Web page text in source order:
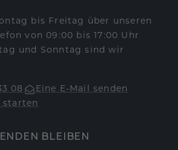
bis Freitag über unseren
von 09:00 bis 17:00 Uhr
und Sonntag sind wir
08
Eine E-Mail senden
starten
BLEIBEN